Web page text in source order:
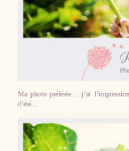
Ma photo préférée… j’ai
d’été...